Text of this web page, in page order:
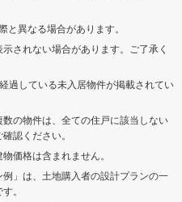
異なる場合があります。
されない場合があります。ご了承く
過している未入居物件が掲載されてい
数の物件は、全ての住戸に該当しない
認ください。
価格は含まれません。
例」は、土地購入者の設計プランの一
。